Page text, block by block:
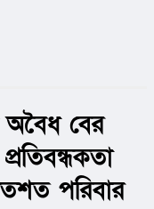
অবৈধ বের
পরিবার